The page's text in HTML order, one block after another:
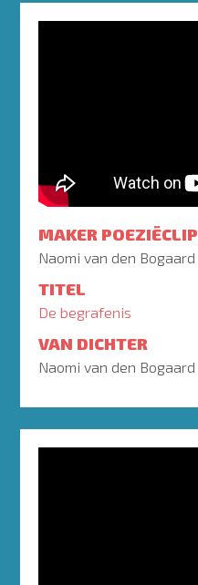
MAKER POEZIËCLIP
Naomi van den Bogaard
TITEL
De begrafenis
VAN DICHTER
Naomi van den Bogaard